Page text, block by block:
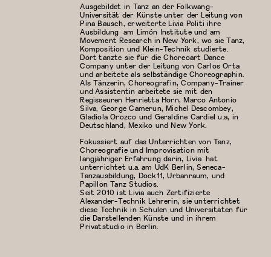
Ausgebildet in Tanz an der Folkwang-
Universität der Künste unter der Leitung von
Pina Bausch, erweiterte Livia Politi ihre
Ausbildung am Limón Institute und am
Movement Research in New York, wo sie Tanz,
Komposition und Klein-Technik studierte.
Dort tanzte sie für die Choreoart Dance
Company unter der Leitung von Carlos Orta
und arbeitete als selbständige Choreographin.
Als Tänzerin, Choreografin, Company-Trainer
und Assistentin arbeitete sie mit den
Regisseuren Henrietta Horn, Marco Antonio
Silva, George Camerun, Michel Descombey,
Gladiola Orozco und Geraldine Cardiel u.a, in
Deutschland, Mexiko und New York.
Fokussiert auf das Unterrichten von Tanz,
Choreografie und Improvisation mit
langjähriger Erfahrung darin, Livia hat
unterrichtet u.a. am UdK Berlin, Seneca-
Tanzausbildung, Dock11, Urbanraum, und
Papillon Tanz Studios.
Seit 2010 ist Livia auch Zertifizierte
Alexander-Technik Lehrerin, sie unterrichtet
diese Technik in Schulen und Universitäten für
die Darstellenden Künste und in ihrem
Privatstudio in Berlin.